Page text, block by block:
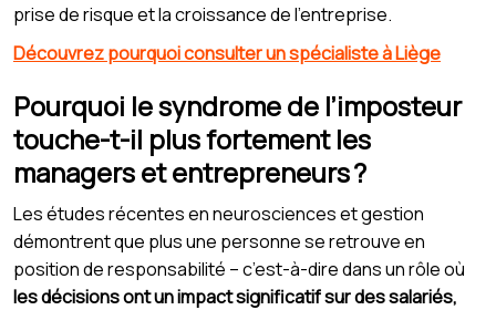
prise de risque et la croissance de l’entreprise.
Découvrez pourquoi consulter un spécialiste à Liège
Pourquoi le syndrome de l’imposteur
touche-t-il plus fortement les
managers et entrepreneurs ?
Les études récentes en neurosciences et gestion
démontrent que plus une personne se retrouve en
position de responsabilité – c’est-à-dire dans un rôle où
les décisions ont un impact significatif sur des salariés,